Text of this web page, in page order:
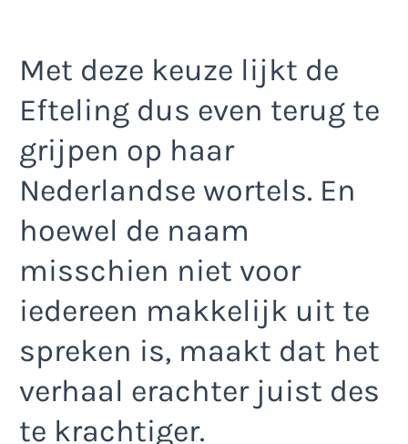
Met deze keuze lijkt de
Efteling dus even terug te
grijpen op haar
Nederlandse wortels. En
hoewel de naam
misschien niet voor
iedereen makkelijk uit te
spreken is, maakt dat het
verhaal erachter juist des
te krachtiger.